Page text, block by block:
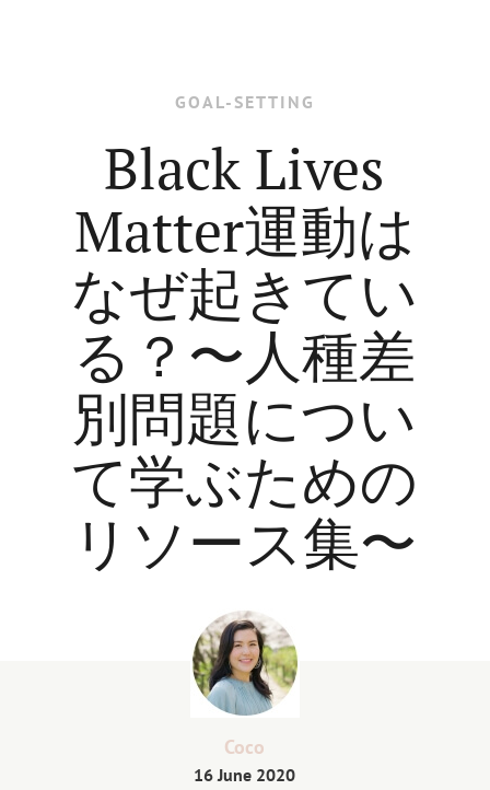
GOAL-SETTING
Black Lives
Matter運動は
なぜ起きてい
る？〜人種差
別問題につい
て学ぶための
リソース集〜
Coco
16 June 2020